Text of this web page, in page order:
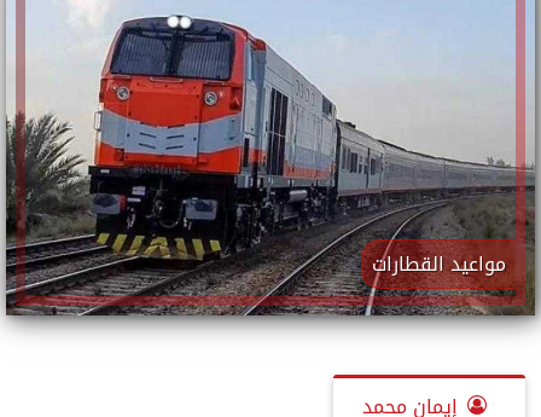
مواعيد القطارات
إيمان محمد